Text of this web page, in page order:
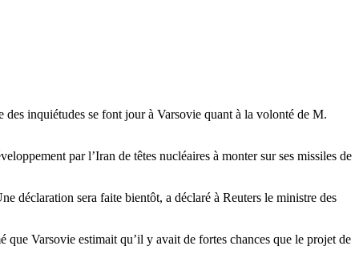
des inquiétudes se font jour à Varsovie quant à la volonté de M.
par l’Iran de têtes nucléaires à monter sur ses missiles de
déclaration sera faite bientôt, a déclaré à Reuters le ministre des
Varsovie estimait qu’il y avait de fortes chances que le projet de